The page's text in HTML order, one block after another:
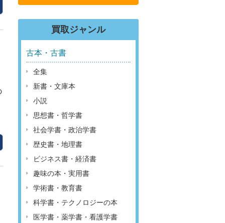
買取ジャンル
古本・古書
全集
新書・文庫本
小説
思想書・哲学書
社会学書・政治学書
歴史書・地理書
ビジネス書・経済書
趣味の本・実用書
学術書・教育書
科学書・テクノロジーの本
医学書・薬学書・看護学書